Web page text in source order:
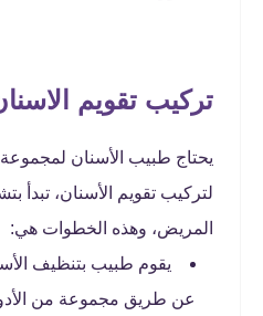
تركيب تقويم
يحتاج طبيب الأسنان
لتركيب تقويم الأسنان، تبدأ
المريض، وهذه الخطوات هي:
يقوم طبيب بتنظيف
عن طريق مجموعة من